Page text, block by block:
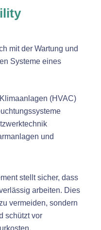
mit der Wartung und
Systeme eines
(HVAC)
und
stellt sicher, dass
arbeiten. Dies
vermeiden, sondern
schützt vor